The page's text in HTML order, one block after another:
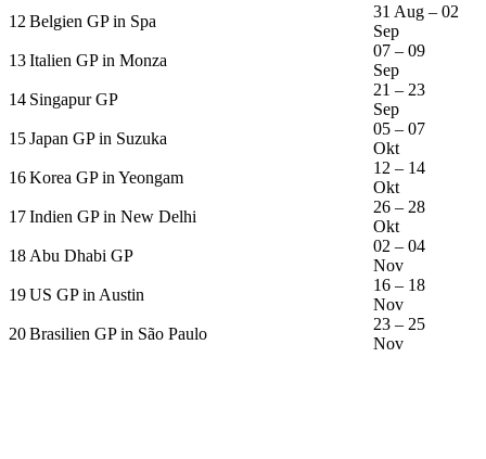
12 Belgien GP in Spa
31 Aug – 02
Sep
13Italien GP in Monza
07 – 09
Sep
14 Singapur GP
21 – 23
Sep
15Japan GP in Suzuka
05 – 07
Okt
16Korea GP in Yeongam
12 – 14
Okt
17Indien GP in New Delhi
26 – 28
Okt
18 Abu Dhabi GP
02 – 04
Nov
19US GP in Austin
16 – 18
Nov
20Brasilien GP in São Paulo
23 – 25
Nov